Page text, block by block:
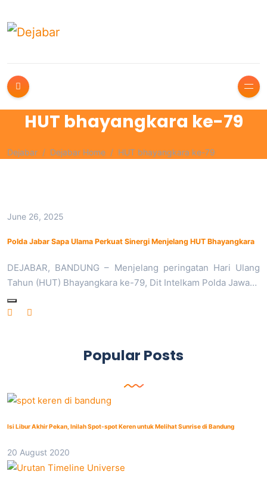
HUT bhayangkara ke-79
Dejabar Dejabar Home HUT bhayangkara ke-79
June 26, 2025
Polda Jabar Sapa Ulama Perkuat Sinergi Menjelang HUT Bhayangkara
DEJABAR, BANDUNG – Menjelang peringatan Hari Ulang
Tahun (HUT) Bhayangkara ke-79, Dit Intelkam Polda Jawa…
Popular Posts
Isi Libur Akhir Pekan, Inilah Spot-spot Keren untuk Melihat Sunrise di Bandung
20 August 2020